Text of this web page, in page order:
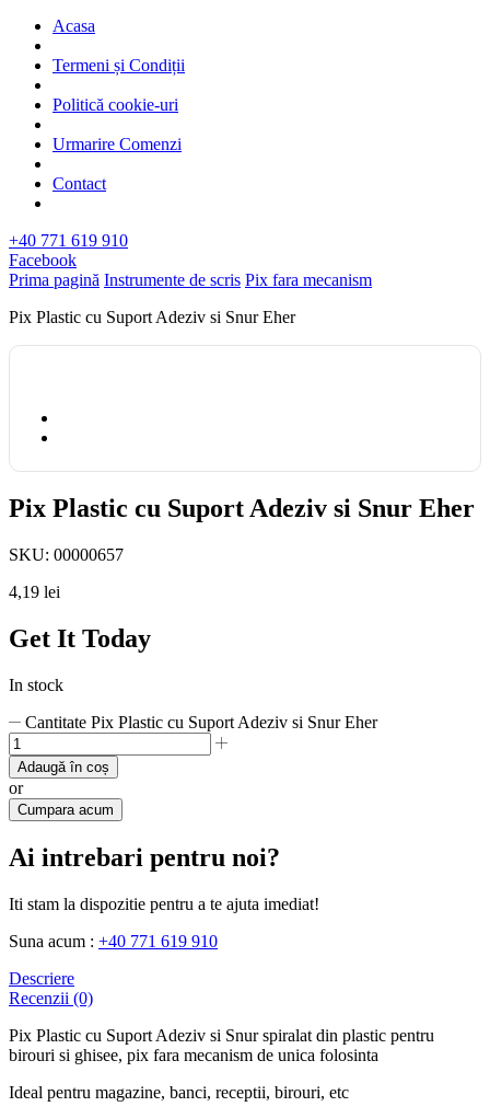
Acasa
Termeni și Condiții
Politică cookie-uri
Urmarire Comenzi
Contact
+40 771 619 910
Facebook
Prima pagină Instrumente de scris Pix fara mecanism
Pix Plastic cu Suport Adeziv si Snur Eher
Pix Plastic cu Suport Adeziv si Snur Eher
SKU: 00000657
4,19 lei
Get It Today
In stock
Cantitate Pix Plastic cu Suport Adeziv si Snur Eher
Adaugă în coș
or
Cumpara acum
Ai intrebari pentru noi?
Iti stam la dispozitie pentru a te ajuta imediat!
Suna acum : +40 771 619 910
Descriere
Recenzii (0)
Pix Plastic cu Suport Adeziv si Snur spiralat din plastic pentru
birouri si ghisee, pix fara mecanism de unica folosinta
Ideal pentru magazine, banci, receptii, birouri, etc